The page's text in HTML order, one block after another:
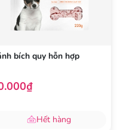
Gluten lúa mì, Muối
điều chỉnh độ axit,
Màu thực phẩm
bích quy hỗn hợp
Hết hàng